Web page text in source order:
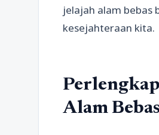
jelajah alam bebas
kesejahteraan kita.
Alam Bebas